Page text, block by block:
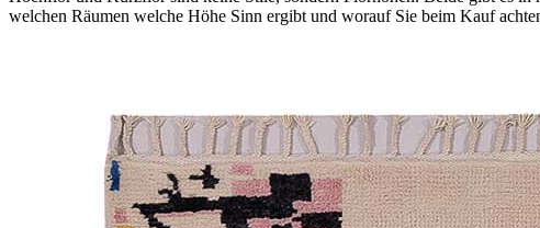
welchen Räumen welche Höhe Sinn ergibt und worauf Sie beim Kauf